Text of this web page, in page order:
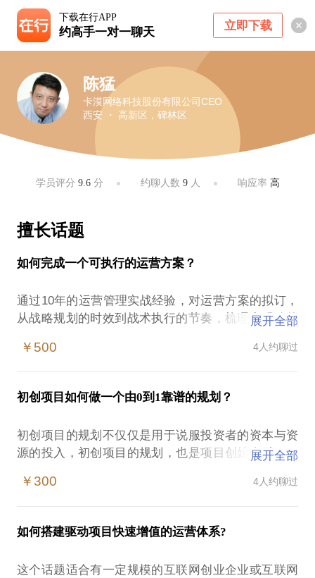
下载在行APP
约高手一对一聊天 立即下载
陈猛
卡漠网络科技股份有限公司CEO
西安 ・ 高新区，碑林区
学员评分 9.6分 约聊人数 9人 响应率 高
擅长话题
如何完成一个可执行的运营方案？
通过10年的运营管理实战经验，对运营方案的拟订，
从战略规划的时效到战术执行的节奏，梳理出明确的
目标：
逻辑：
战略地图，SWOT分析，运营策略，运营原则
路径：
投入：
产出：
展开全部
￥500 4人约聊过
初创项目如何做一个由0到1靠谱的规划？
初创项目的规划不仅仅是用于说服投资者的资本与资
源的投入，初创项目的规划，也是项目创始人对项目
初创项目的规划必须在以下方面进行明确的描述，并
创业团队构成
需求痛点
展开全部
￥300 4人约聊过
如何搭建驱动项目快速增值的运营体系?
这个话题适合有一定规模的互联网创业企业或互联网